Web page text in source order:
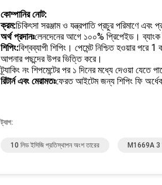
কোম্পানির নোট:
ক্রম:চিকিৎসা সরঞ্জাম ও যন্ত্রপাতি প্রচুর পরিমাণে
অর্থ প্রদানঃলেনদেনের আগে ১০০% প্রিপেইড। ব্যাংক
শিপিং:বিশ্বব্যাপী শিপিং। পেমেন্ট নিশ্চিত হওয়ার
আপনার পছন্দের উপর ভিত্তি করে।
ট্র্যাকিং নং শিপমেন্টের পর ১ দিনের মধ্যে দেওয়া যেতে
রিটার্ন এবং মেরামতঃফেরত আইটেম জন্য শিপিং ফি
ট্যাগ:
10 লিড ইসিজি প্রতিস্থাপন অংশ তারের M1669A 3